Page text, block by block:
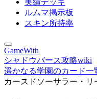
実績デッキ
ルムマ掲示板
スキン所持率
GameWith
シャドウバース攻略wiki
遥かなる学園のカード一
カースドソーサラー・